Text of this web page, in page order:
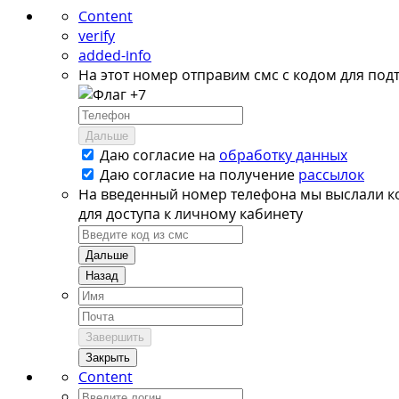
Content
verify
added-info
На этот номер отправим смс с кодом для
+7
Дальше
Даю согласие на обработку данных
Даю согласие на получение рассылок
На введенный номер телефона мы выслали
для доступа к личному кабинету
Дальше
Назад
Завершить
Закрыть
Content